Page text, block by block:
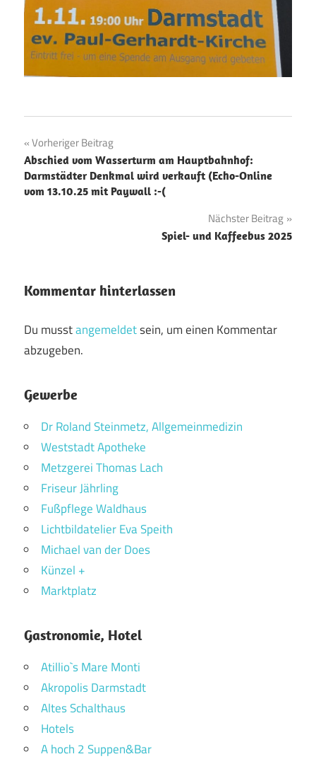
Beitragsnavigation
Vorheriger Beitrag
Abschied vom Wasserturm am Hauptbahnhof:
Darmstädter Denkmal wird verkauft (Echo-Online
vom 13.10.25 mit Paywall :-(
Nächster Beitrag
Spiel- und Kaffeebus 2025
Kommentar hinterlassen
Du musstangemeldetsein, um einen Kommentar
abzugeben.
Gewerbe
Dr Roland Steinmetz, Allgemeinmedizin
Weststadt Apotheke
Metzgerei Thomas Lach
Friseur Jährling
Fußpflege Waldhaus
Lichtbildatelier Eva Speith
Michael van der Does
Künzel +
Marktplatz
Gastronomie, Hotel
Atillio`s Mare Monti
Akropolis Darmstadt
Altes Schalthaus
Hotels
A hoch 2 Suppen&Bar